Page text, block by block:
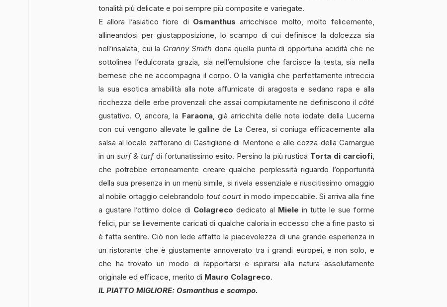
tonalità più delicate e poi sempre più composite e variegate.
E allora l’asiatico fiore di Osmanthus arricchisce molto, molto felicemente,
allineandosi per giustapposizione, lo scampo di cui definisce la dolcezza sia
nell’insalata, cui la Granny Smith dona quella punta di opportuna acidità che ne
sottolinea l’edulcorata grazia, sia nell’emulsione che farcisce la testa, sia nella
bernese che ne accompagna il corpo. O la vaniglia che perfettamente intreccia
la sua esotica amabilità alla note affumicate di aragosta e sedano rapa e alla
ricchezza delle erbe provenzali che assai compiutamente ne definiscono il côté
gustativo. O, ancora, la Faraona, già arricchita delle note iodate della Lucerna
con cui vengono allevate le galline de La Cerea, si coniuga efficacemente alla
salsa al locale zafferano di Castiglione di Mentone e alle cozza della Camargue
in un surf & turf di fortunatissimo esito. Persino la più rustica Torta di carciofi,
che potrebbe erroneamente creare qualche perplessità riguardo l’opportunità
della sua presenza in un menù simile, si rivela essenziale e riuscitissimo omaggio
al nobile ortaggio celebrandolo tout court in modo impeccabile. Si arriva alla fine
a gustare l’ottimo dolce di Colagreco dedicato al Miele in tutte le sue forme
felici, pur se lievemente caricati di qualche caloria in eccesso che a fine pasto si
è fatta sentire. Ciò non lede affatto la piacevolezza di una grande esperienza in
un ristorante che è giustamente annoverato tra i grandi europei, e non solo, e
che ha trovato un modo di rapportarsi e ispirarsi alla natura assolutamente
originale ed efficace, merito di Mauro Colagreco.
IL PIATTO MIGLIORE: Osmanthus e scampo.